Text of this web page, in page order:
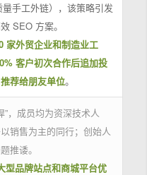
手工外链），该策略引发
SEO 方案。
家外贸企业和制造业工
客户初次合作后追加投
荐给朋友单位。
”，成员均为资深技术人
销售为主的同行；创始人
推诿。
型品牌站点和商城平台优